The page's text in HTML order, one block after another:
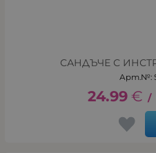
САНДЪЧЕ С
Арт.№:
24.99 € /